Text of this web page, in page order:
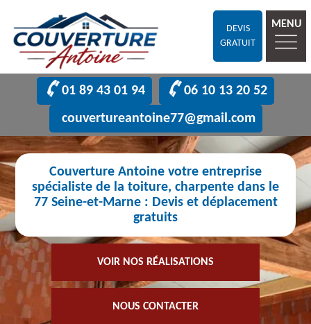
DEVIS
GRATUIT
MENU
01 89 43 01 94
06 10 13 20 52
couvertureantoine77@gmail.com
Couverture Antoine votre entreprise
spécialiste de la toiture, charpente dans le
77 Seine-et-Marne : Devis et déplacement
gratuits
VOIR NOS RÉALISATIONS
NOUS CONTACTER